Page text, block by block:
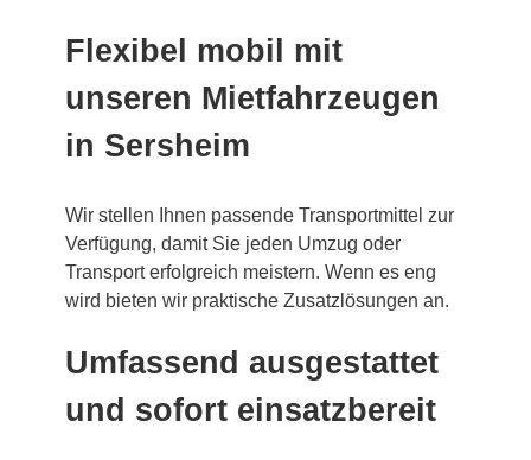
Flexibel mobil mit
unseren Mietfahrzeugen
in Sersheim
Wir stellen Ihnen passende Transportmittel zur
Verfügung, damit Sie jeden Umzug oder
Transport erfolgreich meistern. Wenn es eng
wird bieten wir praktische Zusatzlösungen an.
Umfassend ausgestattet
und sofort einsatzbereit